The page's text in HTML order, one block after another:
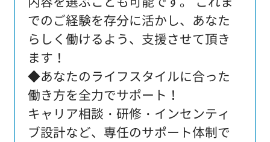
でのご経験を存分に活かし、あなた
らしく働けるよう、支援させて頂き
ます！
◆あなたのライフスタイルに合った
働き方を全力でサポート！
キャリア相談・研修・インセンティ
ブ設計など、専任のサポート体制で